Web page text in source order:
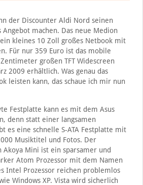
der Discounter Aldi Nord seinen
Angebot machen. Das neue Medion
kleines 10 Zoll großes Netbook mit
Für nur 359 Euro ist das mobile
großen TFT Widescreen
2009 erhältlich. Was genau das
leisten kann, das schaue ich mir nun
Festplatte kann es mit dem Asus
denn statt einer langsamen
es eine schnelle S-ATA Festplatte mit
Musiktitel und Fotos. Der
Akoya Mini ist ein sparsamer und
Atom Prozessor mit dem Namen
Intel Prozessor reichen problemlos
Windows XP. Vista wird sicherlich